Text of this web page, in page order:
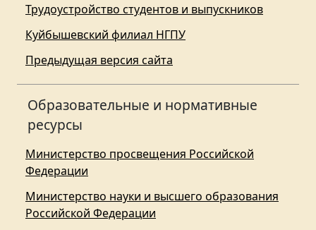
Трудоустройство студентов и выпускников
Куйбышевский филиал НГПУ
Предыдущая версия сайта
Образовательные и нормативные
ресурсы
Министерство просвещения Российской
Федерации
Министерство науки и высшего образования
Российской Федерации